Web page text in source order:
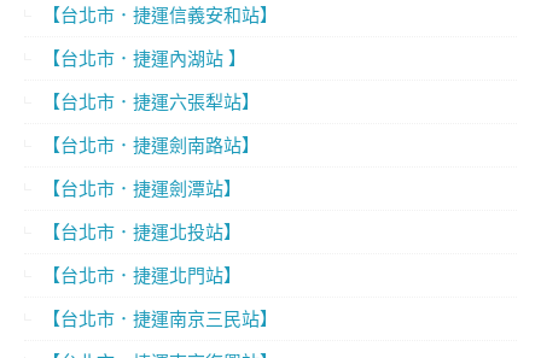
【台北市．捷運信義安和站】
【台北市．捷運內湖站 】
【台北市．捷運六張犁站】
【台北市．捷運劍南路站】
【台北市．捷運劍潭站】
【台北市．捷運北投站】
【台北市．捷運北門站】
【台北市．捷運南京三民站】